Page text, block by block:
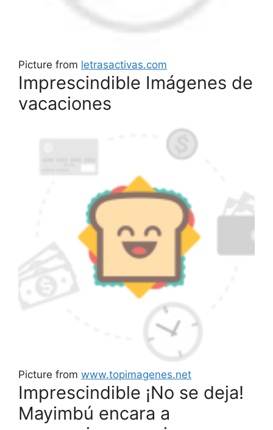
Picture from letrasactivas.com
Imprescindible Imágenes de
vacaciones
Picture from www.topimagenes.net
Imprescindible ¡No se deja!
Mayimbú encara a